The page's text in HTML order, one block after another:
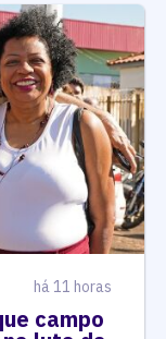
há 11 horas
campo